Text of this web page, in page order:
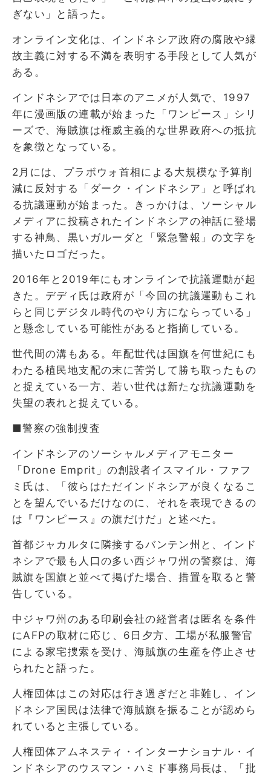
ぎない」と語った。
オンライン文化は、インドネシア政府の腐敗や縁
故主義に対する不満を表明する手段として人気が
ある。
インドネシアでは日本のアニメが人気で、1997
年に漫画版の連載が始まった「ワンピース」シリ
ーズで、海賊旗は権威主義的な世界政府への抵抗
を象徴となっている。
2月には、プラボウォ首相による大規模な予算削
減に反対する「ダーク・インドネシア」と呼ばれ
る抗議運動が始まった。きっかけは、ソーシャル
メディアに投稿されたインドネシアの神話に登場
する神鳥、黒いガルーダと「緊急警報」の文字を
描いたロゴだった。
2016年と2019年にもオンラインで抗議運動が起
きた。デディ氏は政府が「今回の抗議運動もこれ
らと同じデジタル時代のやり方にならっている」
と懸念している可能性があると指摘している。
世代間の溝もある。年配世代は国旗を何世紀にも
わたる植民地支配の末に苦労して勝ち取ったもの
と捉えている一方、若い世代は新たな抗議運動を
失望の表れと捉えている。
■警察の強制捜査
インドネシアのソーシャルメディアモニター
「Drone Emprit」の創設者イスマイル・ファフ
ミ氏は、「彼らはただインドネシアが良くなるこ
とを望んでいるだけなのに、それを表現できるの
は『ワンピース』の旗だけだ」と述べた。
首都ジャカルタに隣接するバンテン州と、インド
ネシアで最も人口の多い西ジャワ州の警察は、海
賊旗を国旗と並べて掲げた場合、措置を取ると警
告している。
中ジャワ州のある印刷会社の経営者は匿名を条件
にAFPの取材に応じ、6日夕方、工場が私服警官
による家宅捜索を受け、海賊旗の生産を停止させ
られたと語った。
人権団体はこの対応は行き過ぎだと非難し、イン
ドネシア国民は法律で海賊旗を振ることが認めら
れていると主張している。
人権団体アムネスティ・インターナショナル・イ
ンドネシアのウスマン・ハミド事務局長は、「批